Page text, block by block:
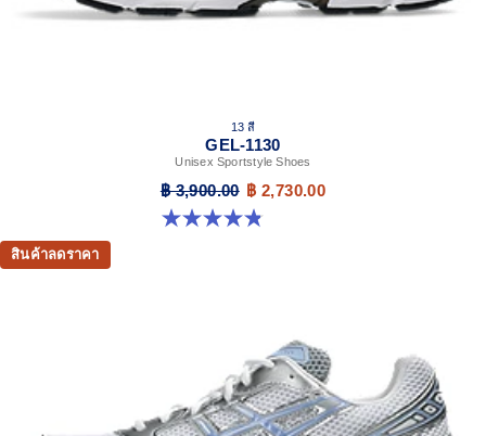
13 สี
GEL-1130
Unisex Sportstyle Shoes
฿ 3,900.00 ฿ 2,730.00
4.8 จาก 5 ดาว 399 รีวิว
สินค้าลดราคา